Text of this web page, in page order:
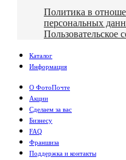
Политика в
персональных
Пользовательское
Каталог
Информация
О ФотоПочте
Акции
Сделаем за вас
Бизнесу
FAQ
Франшиза
Поддержка и контакты